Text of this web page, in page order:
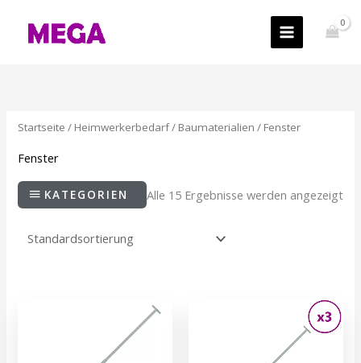
Startseite / Heimwerkerbedarf/ Baumaterialien / Fenster
Fenster
KATEGORIEN Alle 15 Ergebnisse werden angezeigt